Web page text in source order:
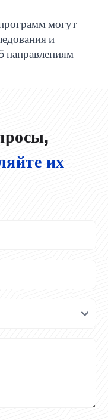
могут
и
направлениям
olimlari"
газеты «UBS
перспективу
в
наград
уровень?
— Yangi
tayanchi
их